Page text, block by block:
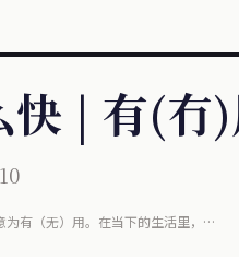
快 | 有(冇
有（无）用。在当下的生活里，